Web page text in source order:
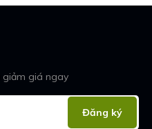
giảm giá ngay
Đăng ký